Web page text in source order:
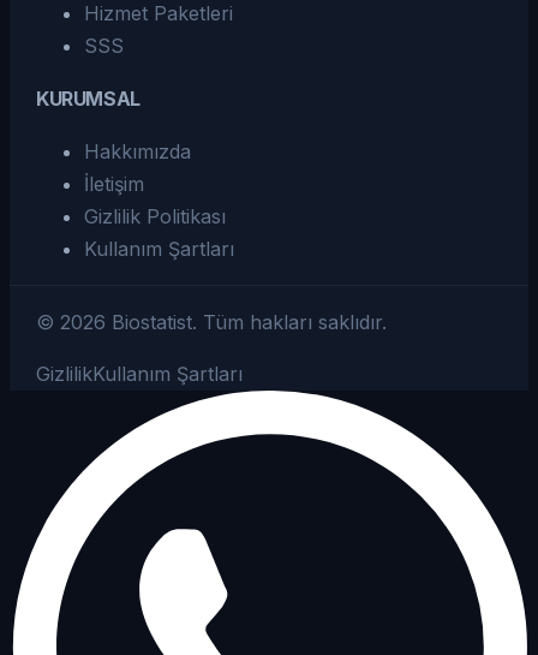
Hizmet Paketleri
SSS
KURUMSAL
Hakkımızda
İletişim
Gizlilik Politikası
Kullanım Şartları
© 2026 Biostatist. Tüm hakları saklıdır.
GizlilikKullanım Şartları